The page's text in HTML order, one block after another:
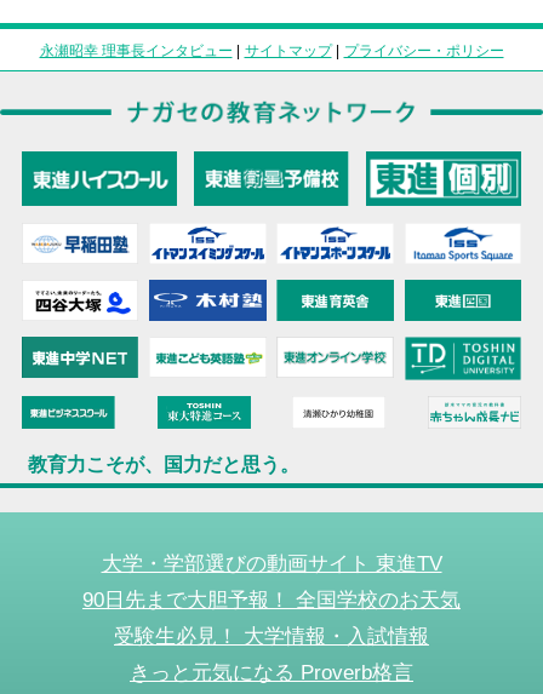
永瀬昭幸 理事長インタビュー | サイトマップ| プライバシー・ポリシー
教育力こそが、国力だと思う。
大学・学部選びの動画サイト 東進TV
90日先まで大胆予報！ 全国学校のお天気
受験生必見！ 大学情報・入試情報
きっと元気になる Proverb格言